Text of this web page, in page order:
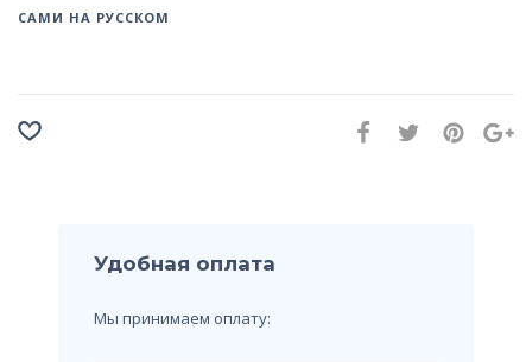
САМИ НА РУССКОМ
Удобная оплата
Мы принимаем оплату: